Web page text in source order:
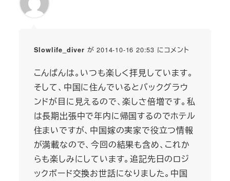
Slowlife_diver が 2014-10-16 20:53 にコメント
こんばんは。いつも楽しく拝見しています。
そして、中国に住んでいるとバックグラウ
ンドが目に見えるので、楽しさ倍増です。私
は長期出張中で年内に帰国するのでホテル
住まいですが、中国嫁の実家で役立つ情報
が満載なので、今回の結果も含め、これか
らも楽しみにしています。追記先日のロジ
ックボード交換お世話になりました。中国